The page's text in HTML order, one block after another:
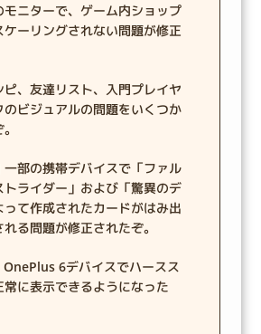
モニターで、ゲーム内ショップ
ケーリングされない問題が修正
ピ、友達リスト、入門プレイヤ
のビジュアルの問題をいくつか
部の携帯デバイスで「ファル
トライダー」および「驚異のデ
って作成されたカードがはみ出
る問題が修正されたぞ。
6デバイスでハースス
常に表示できるようになった